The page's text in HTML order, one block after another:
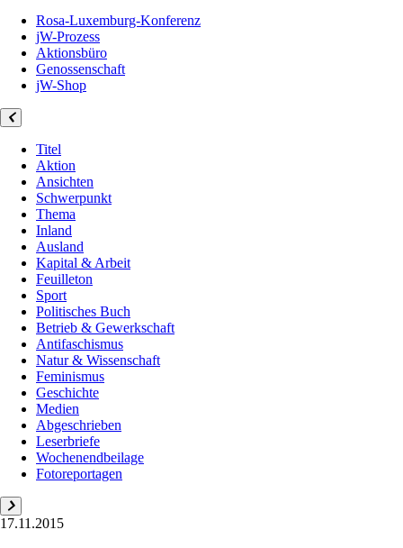
Rosa-Luxemburg-Konferenz
jW-Prozess
Aktionsbüro
Genossenschaft
jW-Shop
Titel
Aktion
Ansichten
Schwerpunkt
Thema
Inland
Ausland
Kapital & Arbeit
Feuilleton
Sport
Politisches Buch
Betrieb & Gewerkschaft
Antifaschismus
Natur & Wissenschaft
Feminismus
Geschichte
Medien
Abgeschrieben
Leserbriefe
Wochenendbeilage
Fotoreportagen
17.11.2015